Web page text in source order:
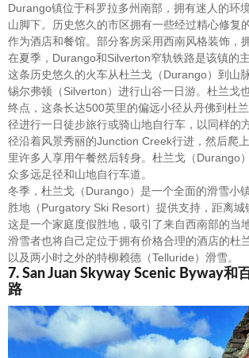
Durango镇位于科罗拉多州南部，拥有迷人的环
山脚下。历史悠久的市区拥有一些经过精心修复
作为酒店和餐馆。部分客房采用西南风格装饰，
在夏季，Durango和Silverton窄轨铁路是该镇的
这条历史悠久的火车从杜兰戈（Durango）到山
锡尔弗顿（Silverton）进行山谷一日游。杜兰戈
终点，这条长达500英里的偏远小径从丹佛到杜
径进行一日徒步旅行或骑山地自行车，以同样的
径沿着风景秀丽的Junction Creek行进，然后爬
里许多人享用午餐然后转身。杜兰戈（Durango
众多远足径和山地自行车道。
冬季，杜兰戈（Durango）是一个全面的滑雪小
胜地（Purgatory Ski Resort）提供支持，距离城
这是一个家庭度假胜地，吸引了来自西南部的当
滑雪者也将自己定位于拥有价格合理的酒店的杜
以及两小时之外的特柳赖德（Telluride）滑雪。
7. San Juan Skyway Scenic Byway和
路